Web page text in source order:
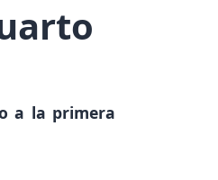
a la primera